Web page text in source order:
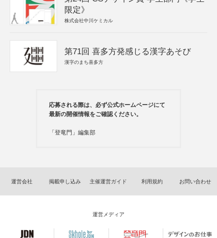
限定》
株式会社中川ケミカル
第71回 喜多方発感じる漢字あそび
漢字のまち喜多方
応募される際は、必ず公式ホームページにて
最新の開催情報をご確認ください。
「登竜門」編集部
運営会社 掲載申し込み 主催運営ガイド 利用規約 お問い合わせ
運営メディア